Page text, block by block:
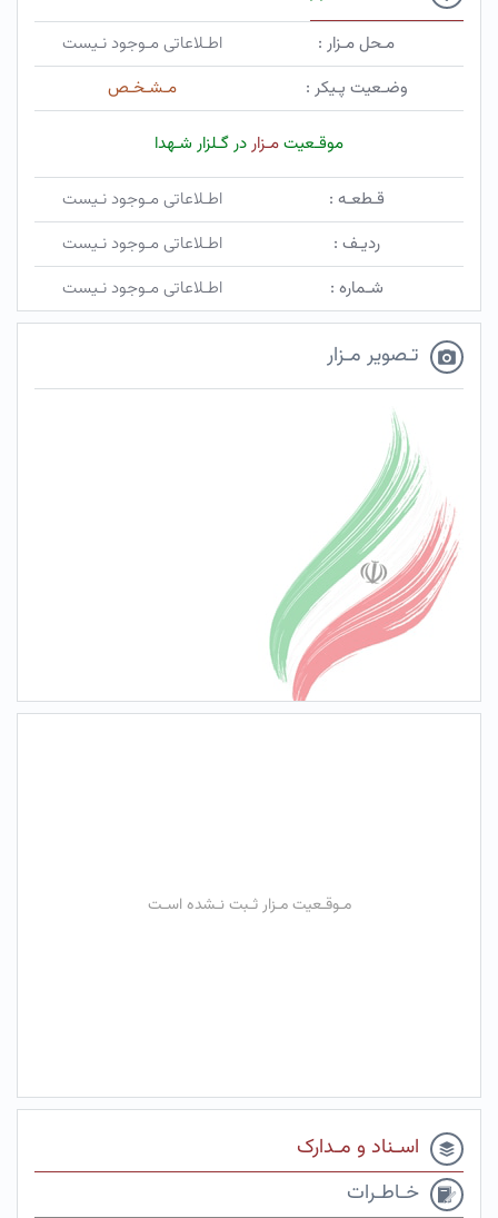
مـحل مـزار :
اطـلاعاتی مـوجود نـیست
وضـعیت پـیکر :
مـشـخـص
موقـعیتمـزاردر گـلزار شـهدا
قـطعـه :
اطـلاعاتی مـوجود نـیست
ردیـف :
اطـلاعاتی مـوجود نـیست
شـماره :
اطـلاعاتی مـوجود نـیست
تـصویر مـزار
مـوقـعیت مـزار ثـبت نـشده اسـت
اسـناد و مـدارک
خـاطـرات